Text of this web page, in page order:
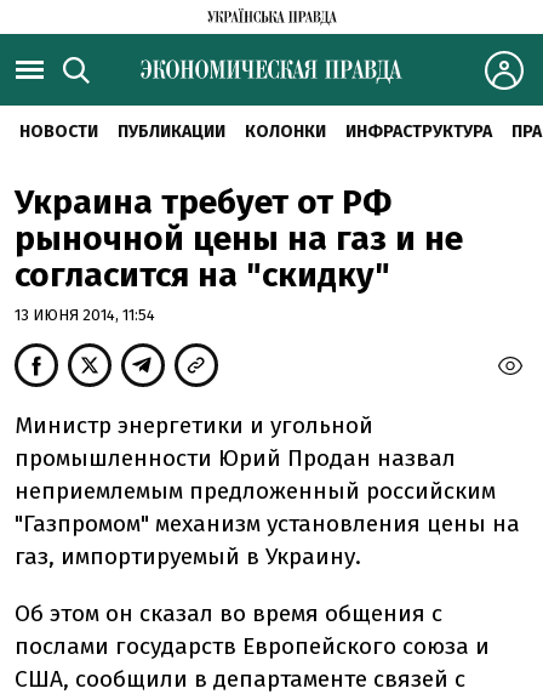
НОВОСТИ ПУБЛИКАЦИИ КОЛОНКИ ИНФРАСТРУКТУРА
Украина требует от РФ
рыночной цены на газ и не
согласится на "скидку"
13 ИЮНЯ 2014, 11:54
Министр энергетики и угольной
промышленности Юрий Продан назвал
неприемлемым предложенный российским
"Газпромом" механизм установления цены на
газ, импортируемый в Украину.
Об этом он сказал во время общения с
послами государств Европейского союза и
США, сообщили в департаменте связей с